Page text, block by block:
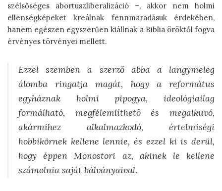
szélsőséges abortuszliberalizáció –, akkor nem holmi
ellenségképeket kreálnak fennmaradásuk érdekében,
hanem egészen egyszerűen kiállnak a Biblia öröktől fogva
érvényes törvényei mellett.
Ezzel szemben a szerző abba a langymeleg
álomba ringatja magát, hogy a református
egyháznak holmi pipogya, ideológiailag
formálható, megfélemlíthető és megalkuvó,
akármihez alkalmazkodó, értelmiségi
hobbikörnek kellene lennie, és ezzel ki is derül,
hogy éppen Monostori az, akinek le kellene
számolnia saját bálványaival.